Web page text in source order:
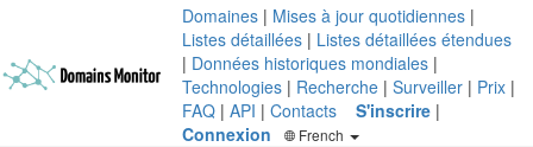
Domaines | Mises à jour quotidiennes |
Listes détaillées | Listes détaillées étendues
| Données historiques mondiales |
Technologies | Recherche | Surveiller | Prix |
FAQ | API | Contacts S'inscrire |
Connexion
French